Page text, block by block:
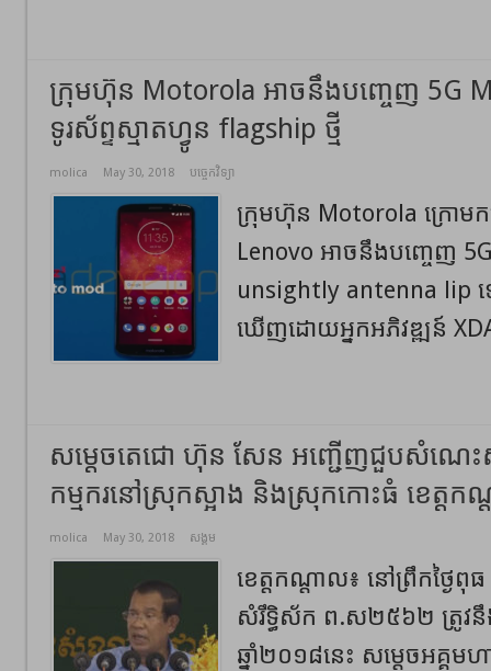
ក្រុមហ៊ុន Motorola អាចនឹងបញ្ចេញ 5G
ទូរស័ព្ទស្មាតហ្វូន flagship ថ្មី
molica May 30, 2018 បច្ចេកវិទ្យា
ក្រុមហ៊ុន Motorola ក្រោម
Lenovo អាចនឹងបញ្ចេញ
unsightly antenna lip
ឃើញដោយអ្នកអភិវឌ្ឍន៍
សម្តេចតេជោ ហ៊ុន សែន អញ្ជើញជួបសំណ
កម្មករនៅស្រុកស្អាង និងស្រុកកោះធំ ខេត្តក
molica May 30, 2018 សង្គម
ខេត្តកណ្តាល៖ នៅព្រឹកថ្ងៃពុធ
សំរឹទ្ធិស័ក ព.ស២៥៦២ ត្រូវនឹ
ឆ្នាំ២០១៨នេះ សម្តេចអគ្គ